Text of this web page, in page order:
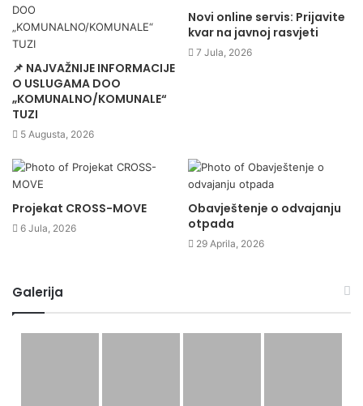
Javne površine i zelenilo: brže intervencije, jasni
prioriteti i standardizovan kvalitet održavanja
Javna rasvjeta i komunalna infrastruktura: efikasnija
sanacija kvarova, bolja evidencija i planiranje
Javni prevoz: bolja koordinacija polazaka i dolazaka,
u okviru realnih kapaciteta
Sportska infrastruktura: uređen sistem korišćenja i
održavanja
Transparentnost i komunikacija: želimo da informacije
budu dostupne, razumljive i pravovremene – i da se
prijave i pritužbe rješavaju kroz jasan postupak
Posebno naglašavam da bez saradnje sa građanima nema
trajnog rezultata. Zato ćemo podsticati prijave problema,
📌 NAJVAŽNIJE INFORMACIJE
O USLUGAMA DOO
„KOMUNALNO/KOMUNALE“
TUZI
5 Augusta, 2026
Novi online servis: Prijavite
kvar na javnoj rasvjeti
7 Jula, 2026
Projekat CROSS-MOVE
6 Jula, 2026
Obavještenje o odvajanju
otpada
29 Aprila, 2026
Galerija